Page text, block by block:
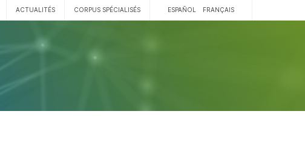
ACTUALITÉS CORPUS SPÉCIALISÉS ESPAÑOL FRANÇAIS